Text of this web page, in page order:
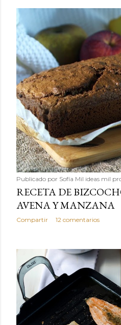
Publicado por Sofía Mil ideas mil
RECETA DE
AVENA Y MANZANA
Compartir 12 comentarios